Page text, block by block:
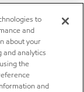
to
and
about your
and analytics
the
and